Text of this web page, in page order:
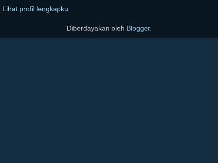
Lihat profil lengkapku
Diberdayakan oleh Blogger.